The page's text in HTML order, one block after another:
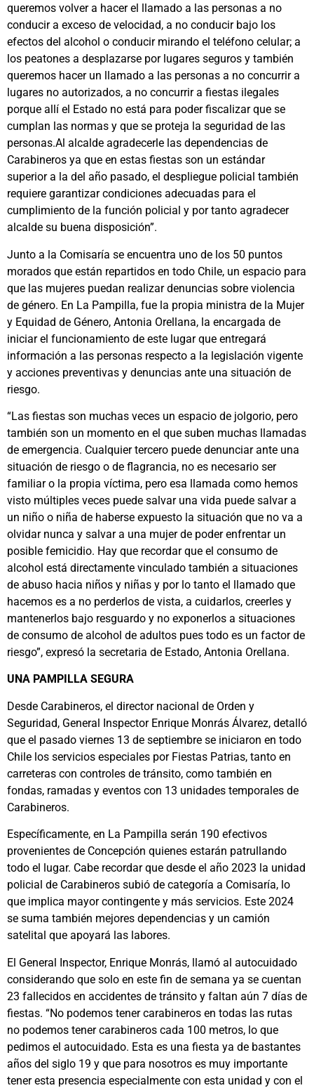
queremos volver a hacer el llamado a las personas a no
conducir a exceso de velocidad, a no conducir bajo los
efectos del alcohol o conducir mirando el teléfono celular; a
los peatones a desplazarse por lugares seguros y también
queremos hacer un llamado a las personas a no concurrir a
lugares no autorizados, a no concurrir a fiestas ilegales
porque allí el Estado no está para poder fiscalizar que se
cumplan las normas y que se proteja la seguridad de las
personas.Al alcalde agradecerle las dependencias de
Carabineros ya que en estas fiestas son un estándar
superior a la del año pasado, el despliegue policial también
requiere garantizar condiciones adecuadas para el
cumplimiento de la función policial y por tanto agradecer
alcalde su buena disposición”.
Junto a la Comisaría se encuentra uno de los 50 puntos
morados que están repartidos en todo Chile, un espacio para
que las mujeres puedan realizar denuncias sobre violencia
de género. En La Pampilla, fue la propia ministra de la Mujer
y Equidad de Género, Antonia Orellana, la encargada de
iniciar el funcionamiento de este lugar que entregará
información a las personas respecto a la legislación vigente
y acciones preventivas y denuncias ante una situación de
riesgo.
“Las fiestas son muchas veces un espacio de jolgorio, pero
también son un momento en el que suben muchas llamadas
de emergencia. Cualquier tercero puede denunciar ante una
situación de riesgo o de flagrancia, no es necesario ser
familiar o la propia víctima, pero esa llamada como hemos
visto múltiples veces puede salvar una vida puede salvar a
un niño o niña de haberse expuesto la situación que no va a
olvidar nunca y salvar a una mujer de poder enfrentar un
posible femicidio. Hay que recordar que el consumo de
alcohol está directamente vinculado también a situaciones
de abuso hacia niños y niñas y por lo tanto el llamado que
hacemos es a no perderlos de vista, a cuidarlos, creerles y
mantenerlos bajo resguardo y no exponerlos a situaciones
de consumo de alcohol de adultos pues todo es un factor de
riesgo”, expresó la secretaria de Estado, Antonia Orellana.
UNA PAMPILLA SEGURA
Desde Carabineros, el director nacional de Orden y
Seguridad, General Inspector Enrique Monrás Álvarez, detalló
que el pasado viernes 13 de septiembre se iniciaron en todo
Chile los servicios especiales por Fiestas Patrias, tanto en
carreteras con controles de tránsito, como también en
fondas, ramadas y eventos con 13 unidades temporales de
Carabineros.
Específicamente, en La Pampilla serán 190 efectivos
provenientes de Concepción quienes estarán patrullando
todo el lugar. Cabe recordar que desde el año 2023 la unidad
policial de Carabineros subió de categoría a Comisaría, lo
que implica mayor contingente y más servicios. Este 2024
se suma también mejores dependencias y un camión
satelital que apoyará las labores.
El General Inspector, Enrique Monrás, llamó al autocuidado
considerando que solo en este fin de semana ya se cuentan
23 fallecidos en accidentes de tránsito y faltan aún 7 días de
fiestas. “No podemos tener carabineros en todas las rutas
no podemos tener carabineros cada 100 metros, lo que
pedimos el autocuidado. Esta es una fiesta ya de bastantes
años del siglo 19 y que para nosotros es muy importante
tener esta presencia especialmente con esta unidad y con el